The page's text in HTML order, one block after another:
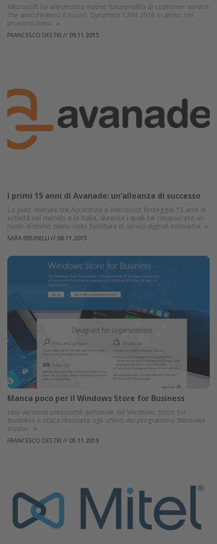
Microsoft ha annunciato nuove funzionalità di customer service
che arricchiranno il nuovo Dynamics CRM 2016 in arrivo nei
prossimi mesi. »
FRANCESCO DESTRI // 09.11.2015
I primi 15 anni di Avanade: un’alleanza di successo
La joint venture tra Accenture e Microsoft festeggia 15 anni di
attività nel mondo e in Italia, durante i quali ha conquistato un
ruolo di primo piano nella fornitura di servizi digitali innovativi »
SARA BRUNELLI // 06.11.2015
Manca poco per il Windows Store for Business
Una versione pressoché definitiva del Windows Store for
Business è stata rilasciata agli utenti del programma Windows
Insider. »
FRANCESCO DESTRI // 05.11.2015